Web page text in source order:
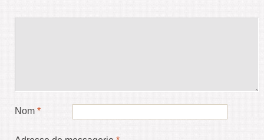
Nom *